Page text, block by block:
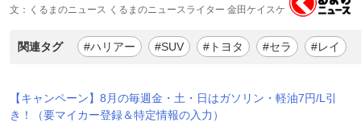
文：くるまのニュース くるまのニュースライター 金田ケイスケ
関連タグ #ハリアー #SUV #トヨタ #セラ #レイ
【キャンペーン】8月の毎週金・土・日はガソリン・軽油7円/L引
き！（要マイカー登録＆特定情報の入力）